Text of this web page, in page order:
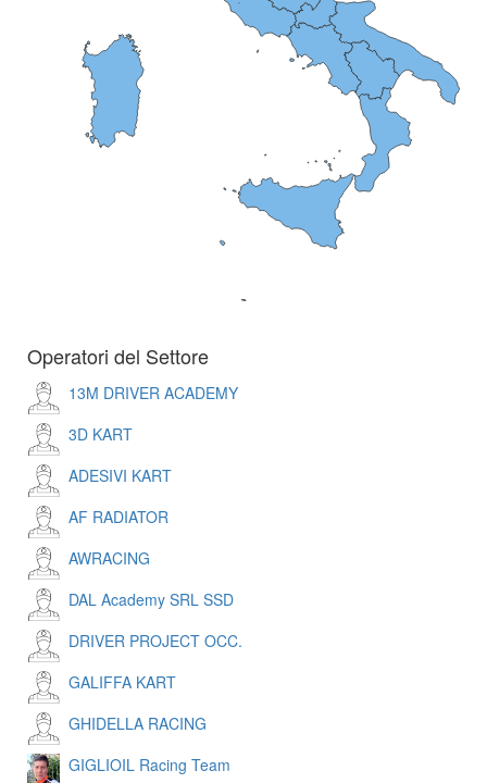
Operatori del Settore
13M DRIVER ACADEMY
3D KART
ADESIVI KART
AF RADIATOR
AWRACING
DAL Academy SRL SSD
DRIVER PROJECT OCC.
GALIFFA KART
GHIDELLA RACING
GIGLIOIL Racing Team